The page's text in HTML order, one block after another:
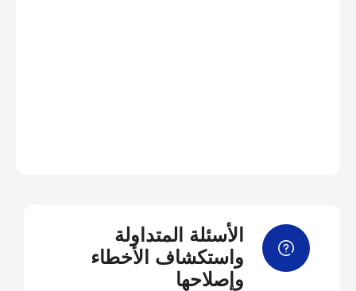
الأسئلة المتداولة
واستكشاف الأخطاء
وإصلاحها